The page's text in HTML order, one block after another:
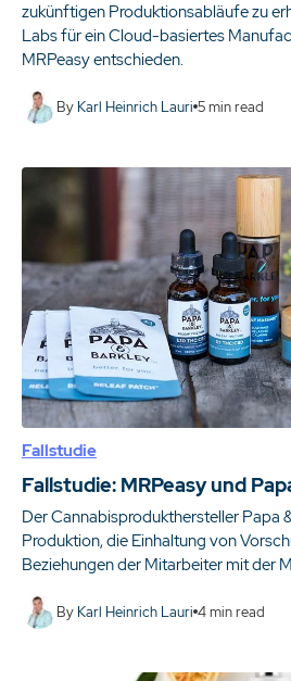
zukünftigen Produktionsabläufe zu
Labs für ein Cloud-basiertes
MRPeasy entschieden.
By Karl Heinrich Lauri 5min read
Fallstudie
Fallstudie: MRPeasy und
Der Cannabisprodukthersteller Papa
Produktion, die Einhaltung von
Beziehungen der Mitarbeiter mit der
By Karl Heinrich Lauri 4min read